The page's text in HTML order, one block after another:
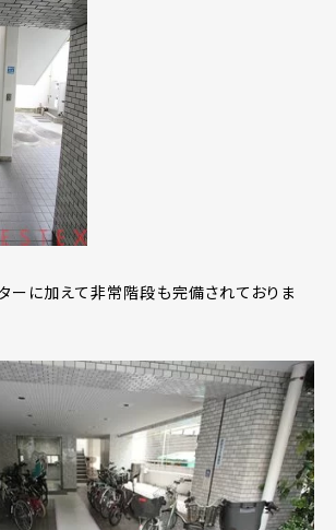
ーに加えて非常階段も完備されておりま